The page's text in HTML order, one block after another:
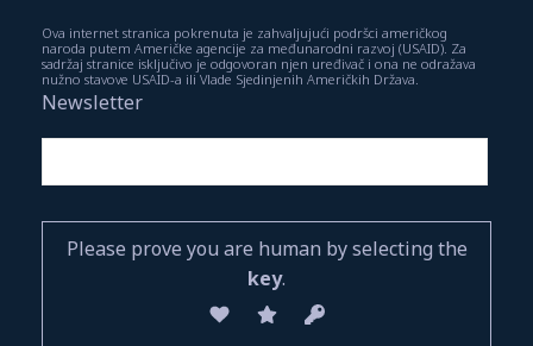
Ova internet stranica pokrenuta je zahvaljujući podršci američkog
naroda putem Američke agencije za međunarodni razvoj (USAID). Za
sadržaj stranice isključivo je odgovoran njen uređivač i ona ne odražava
nužno stavove USAID-a ili Vlade Sjedinjenih Američkih Država.
Newsletter
Please prove you are human by selecting the
key.